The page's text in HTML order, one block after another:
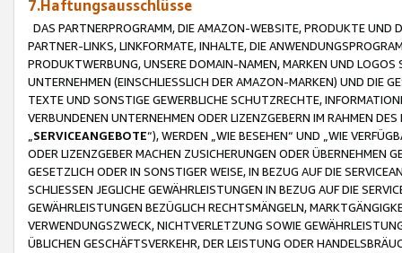
7.Haftungsausschlüsse
DAS PARTNERPROGRAMM, DIE AMAZON-WEBSITE, PRODUKTE UND
PARTNER-LINKS, LINKFORMATE, INHALTE, DIE
PRODUKTWERBUNG, UNSERE DOMAIN-NAMEN, MARKEN UND
UNTERNEHMEN (EINSCHLIESSLICH DER AMAZON-MARKEN) UND DIE
TEXTE UND SONSTIGE GEWERBLICHE SCHUTZRECHTE,
VERBUNDENEN UNTERNEHMEN ODER LIZENZGEBERN IM RAHMEN
SERVICEANGEBOTE“), WERDEN „WIE BESEHEN“ UND „WIE
ODER LIZENZGEBER MACHEN ZUSICHERUNGEN ODER ÜBERNEHMEN
GESETZLICH ODER IN SONSTIGER WEISE, IN BEZUG AUF DIE
SCHLIESSEN JEGLICHE GEWÄHRLEISTUNGEN IN BEZUG AUF DIE
GEWÄHRLEISTUNGEN BEZÜGLICH RECHTSMÄNGELN,
VERWENDUNGSZWECK, NICHTVERLETZUNG SOWIE
ÜBLICHEN GESCHÄFTSVERKEHR, DER LEISTUNG ODER